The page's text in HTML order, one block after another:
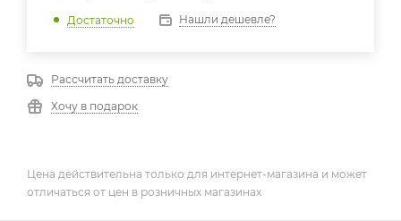
Достаточно Нашли дешевле?
Рассчитать доставку
Хочу в подарок
Цена действительна только для интернет-магазина и может
отличаться от цен в розничных магазинах